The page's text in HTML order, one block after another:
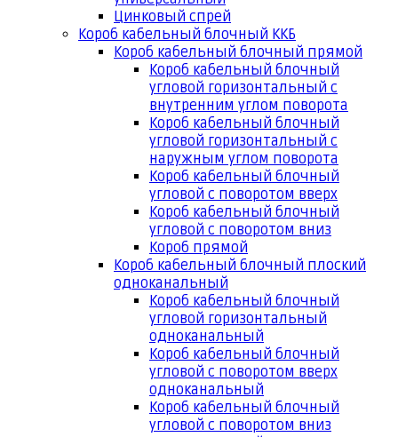
Цинковый спрей
Короб кабельный блочный ККБ
Короб кабельный блочный прямой
Короб кабельный блочный
угловой горизонтальный с
внутренним углом поворота
Короб кабельный блочный
угловой горизонтальный с
наружным углом поворота
Короб кабельный блочный
угловой с поворотом вверх
Короб кабельный блочный
угловой с поворотом вниз
Короб прямой
Короб кабельный блочный плоский
одноканальный
Короб кабельный блочный
угловой горизонтальный
одноканальный
Короб кабельный блочный
угловой с поворотом вверх
одноканальный
Короб кабельный блочный
угловой с поворотом вниз